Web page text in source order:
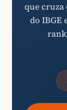
que cruza
do IBGE